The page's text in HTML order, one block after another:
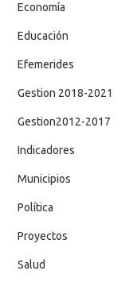
Economía
Educación
Efemerides
Gestion 2018-2021
Gestion2012-2017
Indicadores
Municipios
Política
Proyectos
Salud